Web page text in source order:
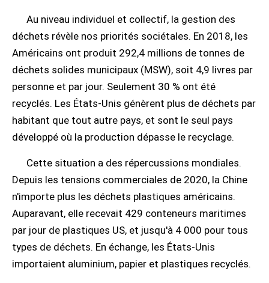
Au niveau individuel et collectif, la gestion des
déchets révèle nos priorités sociétales. En 2018, les
Américains ont produit 292,4 millions de tonnes de
déchets solides municipaux (MSW), soit 4,9 livres par
personne et par jour. Seulement 30 % ont été
recyclés. Les États-Unis génèrent plus de déchets par
habitant que tout autre pays, et sont le seul pays
développé où la production dépasse le recyclage.
Cette situation a des répercussions mondiales.
Depuis les tensions commerciales de 2020, la Chine
n'importe plus les déchets plastiques américains.
Auparavant, elle recevait 429 conteneurs maritimes
par jour de plastiques US, et jusqu'à 4 000 pour tous
types de déchets. En échange, les États-Unis
importaient aluminium, papier et plastiques recyclés.